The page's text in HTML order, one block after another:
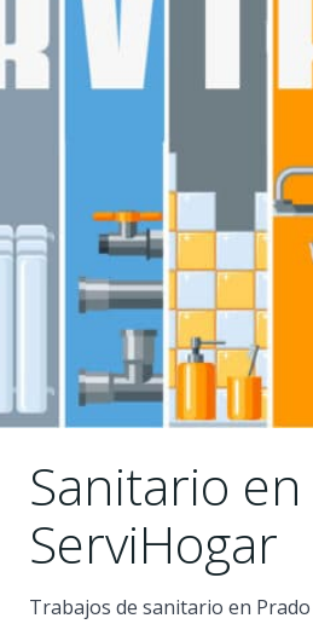
Sanitario
ServiHogar
Trabajos de sanitario en